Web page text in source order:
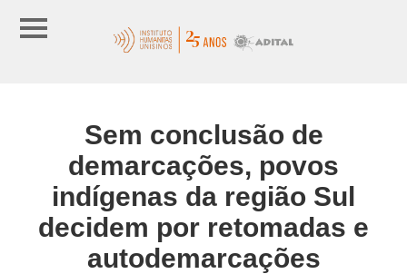
Sem conclusão de
demarcações, povos
indígenas da região Sul
decidem por retomadas e
autodemarcações